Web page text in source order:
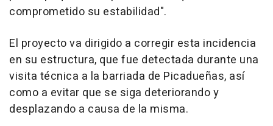
comprometido su estabilidad".
El proyecto va dirigido a corregir esta incidencia
en su estructura, que fue detectada durante una
visita técnica a la barriada de Picadueñas, así
como a evitar que se siga deteriorando y
desplazando a causa de la misma.